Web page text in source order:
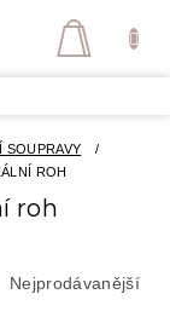
SOUPRAVY
/
ROH
roh
Nejprodávanější